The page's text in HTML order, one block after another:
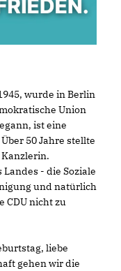
wurde in Berlin
Union
ist eine
50 Jahre stellte
Kanzlerin.
- die Soziale
und natürlich
CDU nicht zu
liebe
gehen wir die